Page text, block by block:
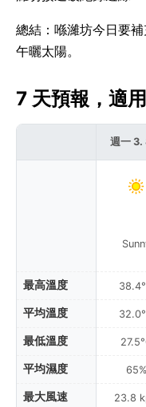
總結：喺濰坊今日要
午曬太陽。
7 天預報，適
最高溫度
平均溫度
最低溫度
平均濕度
最大風速
週一 3.
65%
23.8